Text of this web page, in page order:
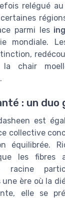
relégué
parmi les
mondiale.
chair
: un duo
est
collective
équilibrée.
les fibres
racine
une ère où la
elle se